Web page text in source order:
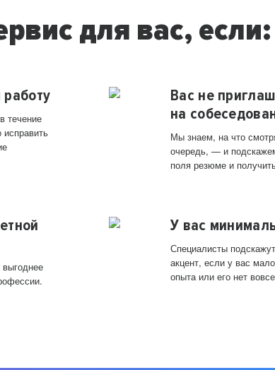
для вас, если:
течение
Вас не
на
Мы знаем, на что
очередь, — и
поля резюме и
У вас
Специалисты
акцент, если у вас
опыта или его нет